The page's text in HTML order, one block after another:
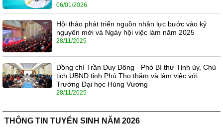
06/01/2026
Hội thảo phát triển nguồn nhân lực bước vào kỷ
nguyên mới và Ngày hội việc làm năm 2025
28/11/2025
Đồng chí Trần Duy Đông - Phó Bí thư Tỉnh ủy, Chủ
tịch UBND tỉnh Phú Thọ thăm và làm việc với
Trường Đại học Hùng Vương
28/11/2025
THÔNG TIN TUYỂN SINH NĂM 2026